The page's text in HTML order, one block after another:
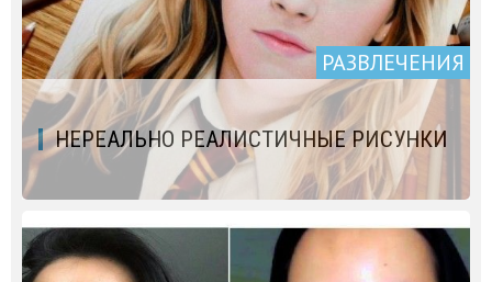
РАЗВЛЕЧЕНИЯ
НЕРЕАЛЬНО РЕАЛИСТИЧНЫЕ РИСУНКИ